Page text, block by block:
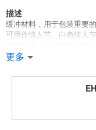
描述
缓冲材料，用于包装重要
可用作情人节、白色情人
它是理想的礼物包装，因
[容量]100克 [颜色]紫色
更多